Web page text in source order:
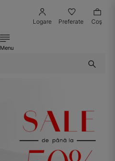
Logare Preferate Coş
Menu